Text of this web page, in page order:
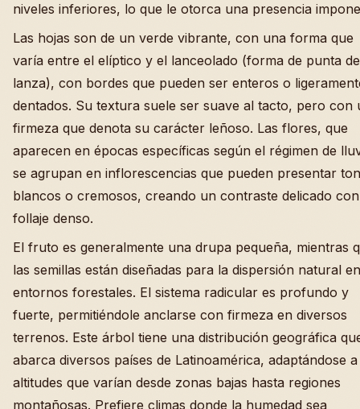
niveles inferiores, lo que le otorca una presencia
Las hojas son de un verde vibrante, con una forma que
varía entre el elíptico y el lanceolado (forma de punta de
lanza), con bordes que pueden ser enteros o
dentados. Su textura suele ser suave al tacto, pero con
firmeza que denota su carácter leñoso. Las flores, que
aparecen en épocas específicas según el régimen de
se agrupan en inflorescencias que pueden presentar
blancos o cremosos, creando un contraste delicado
follaje denso.
El fruto es generalmente una drupa pequeña, mientras
las semillas están diseñadas para la dispersión natural en
entornos forestales. El sistema radicular es profundo y
fuerte, permitiéndole anclarse con firmeza en diversos
terrenos. Este árbol tiene una distribución geográfica
abarca diversos países de Latinoamérica, adaptándose a
altitudes que varían desde zonas bajas hasta regiones
montañosas. Prefiere climas donde la humedad sea